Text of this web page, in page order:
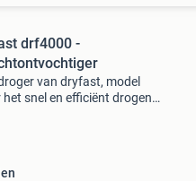
drf4000 -
van dryfast, model
snel en efficiënt drogen